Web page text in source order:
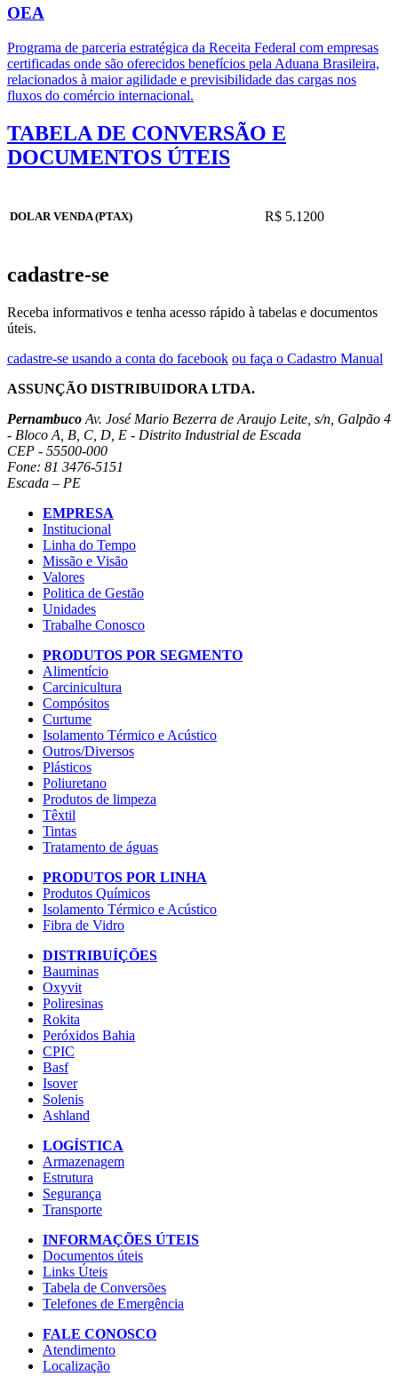
OEA
Programa de parceria estratégica da Receita Federal com empresas
certificadas onde são oferecidos benefícios pela Aduana Brasileira,
relacionados à maior agilidade e previsibilidade das cargas nos
fluxos do comércio internacional.
TABELA DE CONVERSÃO E
DOCUMENTOS ÚTEIS
DOLAR VENDA (PTAX) R$ 5.1200
cadastre-se
Receba informativos e tenha acesso rápido à tabelas e documentos
úteis.
cadastre-se usando a conta do facebook ou faça o Cadastro Manual
ASSUNÇÃO DISTRIBUIDORA LTDA.
Pernambuco Av. José Mario Bezerra de Araujo Leite, s/n, Galpão 4
- Bloco A, B, C, D, E - Distrito Industrial de Escada
CEP - 55500-000
Fone: 81 3476-5151
Escada – PE
EMPRESA
Institucional
Linha do Tempo
Missão e Visão
Valores
Politica de Gestão
Unidades
Trabalhe Conosco
PRODUTOS POR SEGMENTO
Alimentício
Carcinicultura
Compósitos
Curtume
Isolamento Térmico e Acústico
Outros/Diversos
Plásticos
Poliuretano
Produtos de limpeza
Têxtil
Tintas
Tratamento de águas
PRODUTOS POR LINHA
Produtos Químicos
Isolamento Térmico e Acústico
Fibra de Vidro
DISTRIBUÍÇÕES
Bauminas
Oxyvit
Poliresinas
Rokita
Peróxidos Bahia
CPIC
Basf
Isover
Solenis
Ashland
LOGÍSTICA
Armazenagem
Estrutura
Segurança
Transporte
INFORMAÇÕES ÚTEIS
Documentos úteis
Links Úteis
Tabela de Conversões
Telefones de Emergência
FALE CONOSCO
Atendimento
Localização